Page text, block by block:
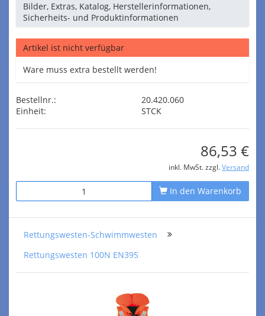
Bilder, Extras, Katalog, Herstellerinformationen,
Sicherheits- und Produktinformationen
Artikel ist nicht verfügbar
Ware muss extra bestellt werden!
Bestellnr.:
20.420.060
Einheit:
STCK
86,53 €
inkl. MwSt. zzgl. Versand
In den Warenkorb
Rettungswesten-Schwimmwesten
Rettungswesten 100N EN395